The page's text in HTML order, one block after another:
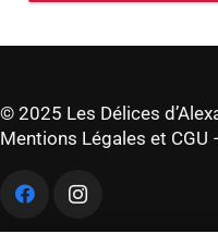
© 2025 Les Délices
Mentions Légales et CGU